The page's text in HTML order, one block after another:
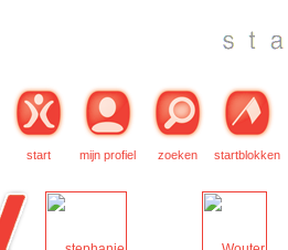
start mijn profiel zoeken startblokken